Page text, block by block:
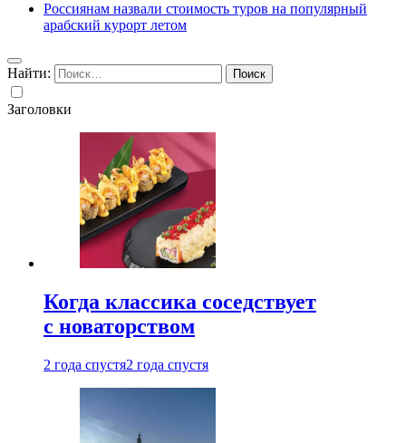
Россиянам назвали стоимость туров на популярный
арабский курорт летом
Найти:
Заголовки
Когда классика соседствует
с новаторством
2 года спустя2 года спустя